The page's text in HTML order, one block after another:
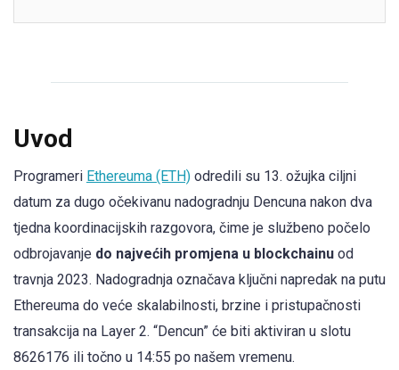
Uvod
Programeri Ethereuma (ETH) odredili su 13. ožujka ciljni
datum za dugo očekivanu nadogradnju Dencuna nakon dva
tjedna koordinacijskih razgovora, čime je službeno počelo
odbrojavanje do najvećih promjena u blockchainu od
travnja 2023. Nadogradnja označava ključni napredak na putu
Ethereuma do veće skalabilnosti, brzine i pristupačnosti
transakcija na Layer 2. “Dencun” će biti aktiviran u slotu
8626176 ili točno u 14:55 po našem vremenu.